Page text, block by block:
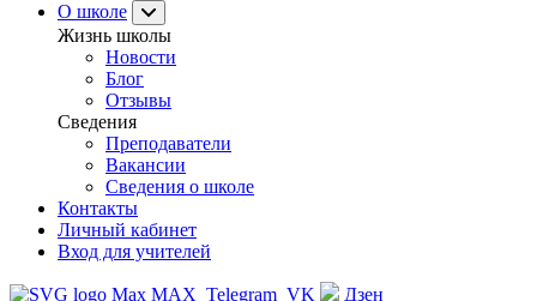
О школе
Жизнь школы
Новости
Блог
Отзывы
Сведения
Преподаватели
Вакансии
Сведения о школе
Контакты
Личный кабинет
Вход для учителей
MAX Telegram VK
Дзен